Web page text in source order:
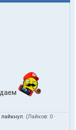
(Лайков: 0 ·